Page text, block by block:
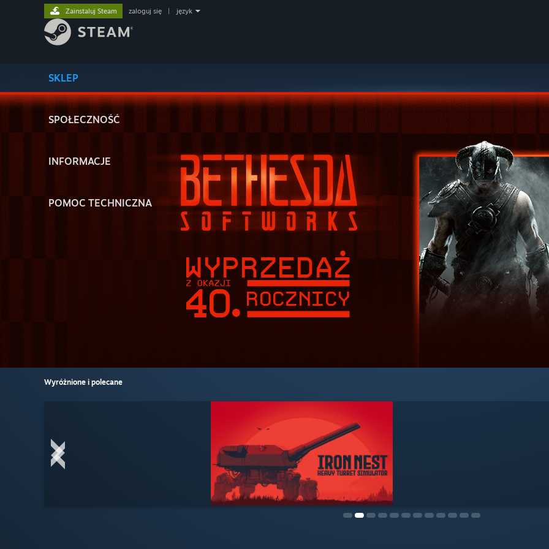
SKLEP
SPOŁECZNOŚĆ
INFORMACJE
POMOC TECHNICZNA
Zainstaluj Steam zaloguj się język
Wyróżnione i polecane